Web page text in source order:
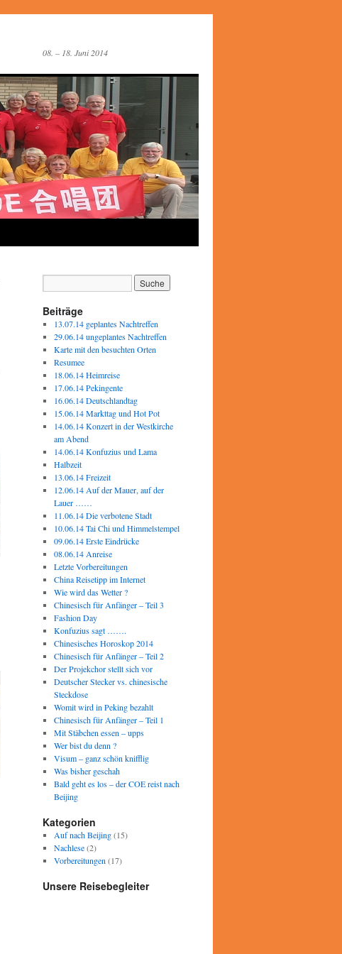
08. – 18. Juni 2014
Beiträge
13.07.14 geplantes Nachtreffen
29.06.14 ungeplantes Nachtreffen
Karte mit den besuchten Orten
Resumee
18.06.14 Heimreise
17.06.14 Pekingente
16.06.14 Deutschlandtag
15.06.14 Markttag und Hot Pot
14.06.14 Konzert in der Westkirche
am Abend
14.06.14 Konfuzius und Lama
Halbzeit
13.06.14 Freizeit
12.06.14 Auf der Mauer, auf der
Lauer ……
11.06.14 Die verbotene Stadt
10.06.14 Tai Chi und Himmelstempel
09.06.14 Erste Eindrücke
08.06.14 Anreise
Letzte Vorbereitungen
China Reisetipp im Internet
Wie wird das Wetter ?
Chinesisch für Anfänger – Teil 3
Fashion Day
Konfuzius sagt …….
Chinesisches Horoskop 2014
Chinesisch für Anfänger – Teil 2
Der Projekchor stellt sich vor
Deutscher Stecker vs. chinesische
Steckdose
Womit wird in Peking bezahlt
Chinesisch für Anfänger – Teil 1
Mit Stäbchen essen – upps
Wer bist du denn ?
Visum – ganz schön knifflig
Was bisher geschah
Bald geht es los – der COE reist nach
Beijing
Kategorien
Auf nach Beijing(15)
Nachlese(2)
Vorbereitungen (17)
Unsere Reisebegleiter